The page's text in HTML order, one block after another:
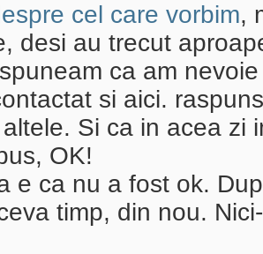
cel care vorbim,
desi au trecut
ca am
si aici.
Si ca in acea zi
OK!
e ca nu a fost ok.
timp, din nou.